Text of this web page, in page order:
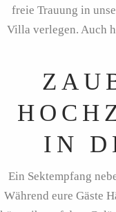
freie Trauung in
Villa verlegen. Auch
IN
Ein Sektempfang
Während eure Gäste